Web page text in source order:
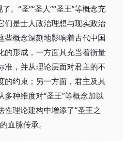
。“圣”“圣人”“圣王”等概念充
们是士人政治理想与现实政治
些概念深刻地影响着古代中国
的形成，一方面其充当着衡量
准，并从理论层面对君主的不
的约束；另一方面，君主及其
多种维度对“圣王”等概念加以
性理论建构中增添了“圣王之
血脉传承。